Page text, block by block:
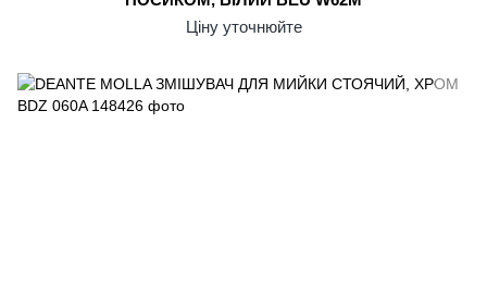
Ціну уточнюйте